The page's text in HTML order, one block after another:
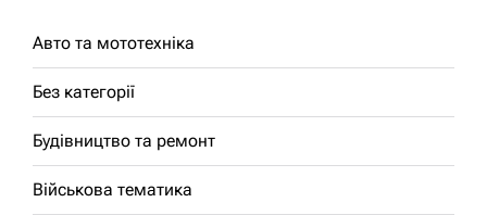
Авто та мототехніка
Без категорії
Будівництво та ремонт
Військова тематика